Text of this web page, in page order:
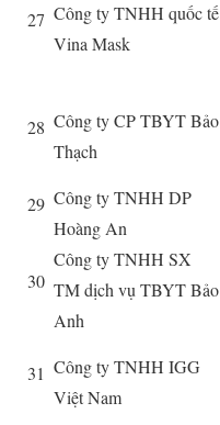
27 Công ty TNHH quốc tế
Vina Mask
28 Công ty CP TBYT Bảo
Thạch
29 Công ty TNHH DP
Hoàng An
30
Công ty TNHH SX
TM dịch vụ TBYT Bảo
Anh
31 Công ty TNHH IGG
Việt Nam